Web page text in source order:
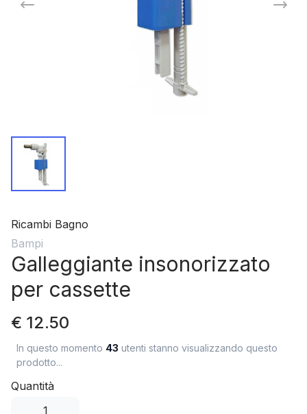
Ricambi Bagno
Bampi
Galleggiante insonorizzato
per cassette
€ 12.50
In questo momento 43 utenti stanno visualizzando questo
prodotto...
Quantità